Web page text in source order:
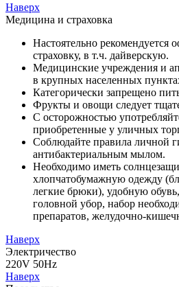
Наверх
Медицина и страховка
Настоятельно рекомендуется
страховку, в т.ч. дайверскую.
Медицинские учреждения и
в крупных населенных
Категорически запрещено
Фрукты и овощи следует
С осторожностью
приобретенные у уличных
Соблюдайте правила личной
антибактериальным мылом.
Необходимо иметь
хлопчатобумажную одежду
легкие брюки), удобную
головной убор, набор
препаратов, желудочно-
Наверх
Электричество
220V 50Hz
Наверх